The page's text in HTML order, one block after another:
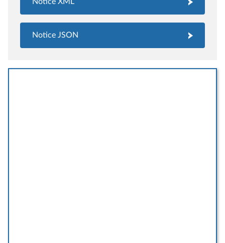
Notice JSON